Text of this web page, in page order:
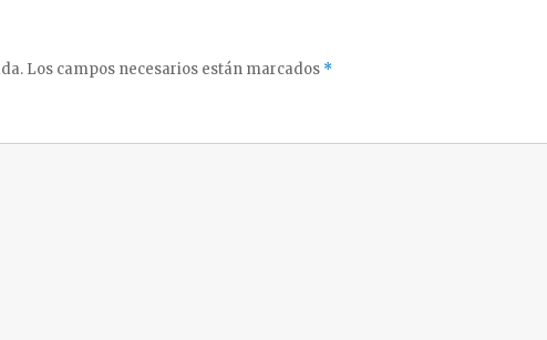
Los campos necesarios están marcados *